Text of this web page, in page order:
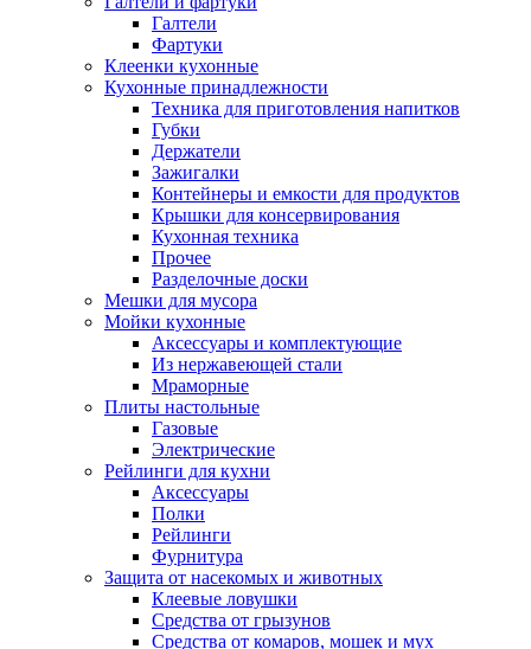
Галтели
Фартуки
Клеенки кухонные
Кухонные принадлежности
Техника для приготовления напитков
Губки
Держатели
Зажигалки
Контейнеры и емкости для продуктов
Крышки для консервирования
Кухонная техника
Прочее
Разделочные доски
Мешки для мусора
Мойки кухонные
Аксессуары и комплектующие
Из нержавеющей стали
Мраморные
Плиты настольные
Газовые
Электрические
Рейлинги для кухни
Аксессуары
Полки
Рейлинги
Фурнитура
Защита от насекомых и животных
Клеевые ловушки
Средства от грызунов
Средства от комаров, мошек и мух